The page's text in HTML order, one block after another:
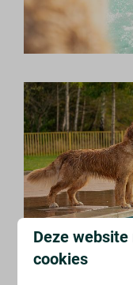
Deze
cookies